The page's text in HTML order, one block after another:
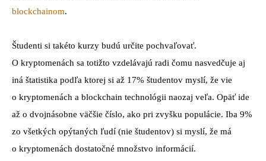
blockchainom.
Študenti si takéto kurzy budú určite pochvaľovať.
O kryptomenách sa totižto vzdelávajú radi čomu nasvedčuje aj
iná štatistika podľa ktorej si až 17% študentov myslí, že vie
o kryptomenách a blockchain technológii naozaj veľa. Opäť ide
až o dvojnásobne väčšie číslo, ako pri zvyšku populácie. Iba 9%
zo všetkých opýtaných ľudí (nie študentov) si myslí, že má
o kryptomenách dostatočné množstvo informácií.